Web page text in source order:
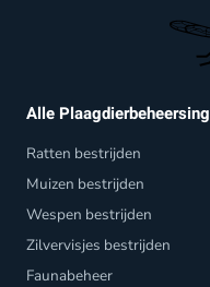
Alle Plaagdierbeheersing
Ratten bestrijden
Muizen bestrijden
Wespen bestrijden
Zilvervisjes bestrijden
Faunabeheer